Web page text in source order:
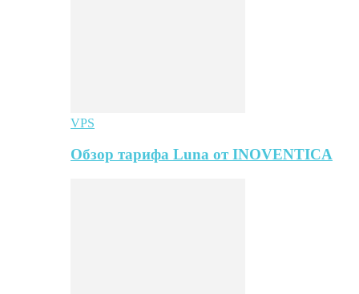
VPS
Обзор тарифа Luna от INOVENTICA